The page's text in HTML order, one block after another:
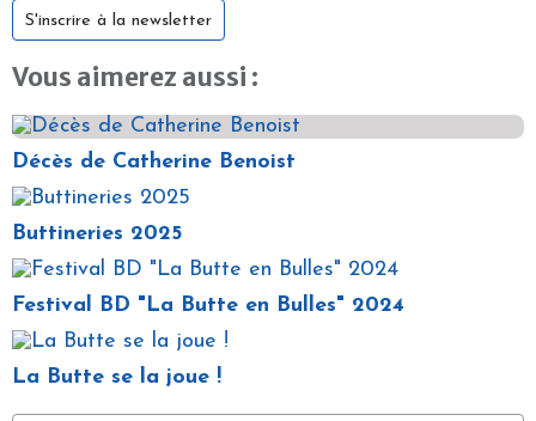
S'inscrire à la newsletter
Vous aimerez aussi :
Décès de Catherine Benoist
Buttineries 2025
Festival BD "La Butte en Bulles" 2024
La Butte se la joue !